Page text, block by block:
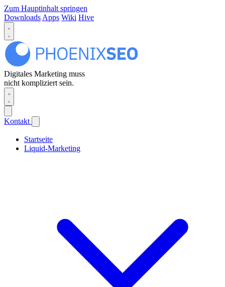
Zum Hauptinhalt springen
Downloads Apps Wiki Hive
Digitales Marketing muss
nicht kompliziert sein.
Kontakt
Startseite
Liquid-Marketing